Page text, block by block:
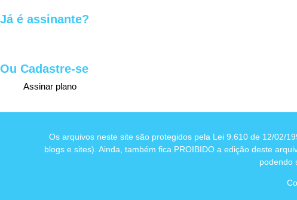
Já é assinante?
Ou Cadastre-se
Assinar plano
Os arquivos neste site são protegidos pela Lei 9.610 de 12/02/
blogs e sites). Ainda, também fica PROIBIDO a edição deste
podendo